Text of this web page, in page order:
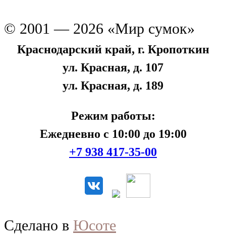
© 2001 — 2026 «Мир сумок»
Краснодарский край, г. Кропоткин
ул. Красная, д. 107
ул. Красная, д. 189
Режим работы:
Ежедневно с 10:00 до 19:00
+7 938 417-35-00
Сделано в Юсоте